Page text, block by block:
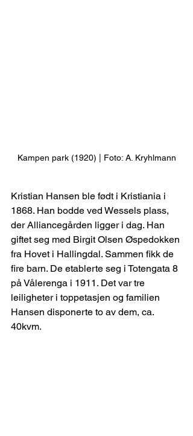
Kampen park (1920) | Foto: A. Kryhlmann
Kristian Hansen ble født i Kristiania i
1868. Han bodde ved Wessels plass,
der Alliancegården ligger i dag. Han
giftet seg med Birgit Olsen Øspedokken
fra Hovet i Hallingdal. Sammen fikk de
fire barn. De etablerte seg i Totengata 8
på Vålerenga i 1911. Det var tre
leiligheter i toppetasjen og familien
Hansen disponerte to av dem, ca.
40kvm.